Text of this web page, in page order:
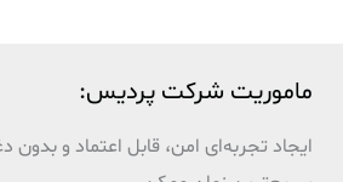
ماموریت شرکت پردیس:
ایجاد تجربه‌ای امن، قابل اعتماد و بدون